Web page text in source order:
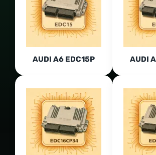
AUDI A6 EDC15P AUDI